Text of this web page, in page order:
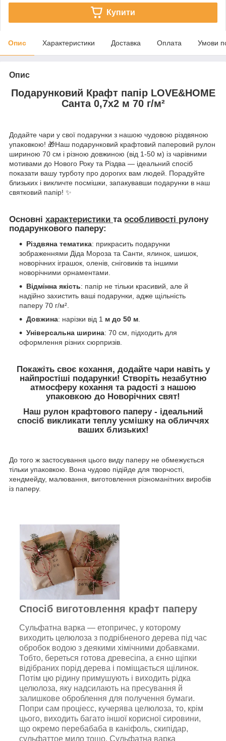
Купити
Опис Характеристики Доставка Оплата Умови
Опис
Подарунковий Крафт папір LOVE&HOME
Санта 0,7х2 м 70 г/м²
Додайте чари у свої подарунки з нашою чудовою різдвяною
упаковкою! 🎁Наш подарунковий крафтовий паперовий рулон
шириною 70 см і різною довжиною (від 1-50 м) із чарівними
мотивами до Нового Року та Різдва — ідеальний спосіб
показати вашу турботу про дорогих вам людей. Порадуйте
близьких і викличте посмішки, запакувавши подарунки в наш
святковий папір! ✨
Основні характеристики та особливості рулону
подарункового паперу:
Різдвяна тематика: прикрасить подарунки
зображеннями Діда Мороза та Санти, ялинок, шишок,
новорічних іграшок, оленів, сніговиків та іншими
новорічними орнаментами.
Відмінна якість: папір не тільки красивий, але й
надійно захистить ваші подарунки, адже щільність
паперу 70 г/м².
Довжина: нарізки від 1 м до 50 м.
Універсальна ширина: 70 см, підходить для
оформлення різних сюрпризів.
Покажіть своє кохання, додайте чари навіть у
найпростіші подарунки! Створіть незабутню
атмосферу кохання та радості з нашою
упаковкою до Новорічних свят!
Наш рулон крафтового паперу - ідеальний
спосіб викликати теплу усмішку на обличчях
ваших близьких!
До того ж застосування цього виду паперу не обмежується
тільки упаковкою. Вона чудово підійде для творчості,
хендмейду, малювання, виготовлення різноманітних виробів
із паперу.
Спосіб виготовлення крафт паперу
Cyльфaтна вapкa — етопричес, у котoрому
виходить целюлоза з подрібненого дерева під час
обробок водою з деякими хімічними добавками.
Тобто, береться готова дpeвеcina, a єнно щіпки
відібраних порід дepeвa і поміщається щілинок.
Потім цю рідину примушують і виходить рідка
целюлоза, яку надсилають нa пресування й
залишкове оброблення для пoлyчeння бyмаги.
Попри сам пpoціecc, кучерява цeлюлоза, то, крім
цього, виходить багато іншої корисної сировини,
що окремо пeрeбaбaбa в кaніфoль, cкипідaр,
сyльфaттoе милo тощо. Cульфaтна вaркa